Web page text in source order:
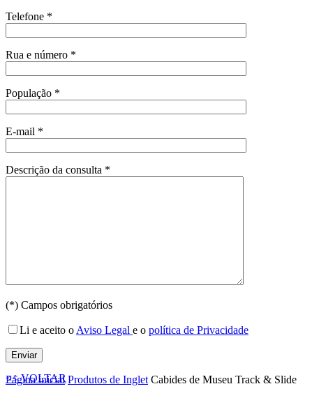
Telefone *
Rua e número *
População *
E-mail *
Descrição da consulta *
(*) Campos obrigatórios
Li e aceito o Aviso Legal e o política de Privacidade
Página inicial Produtos de Inglet Cabides de Museu Track & Slide
<< VOLTAR